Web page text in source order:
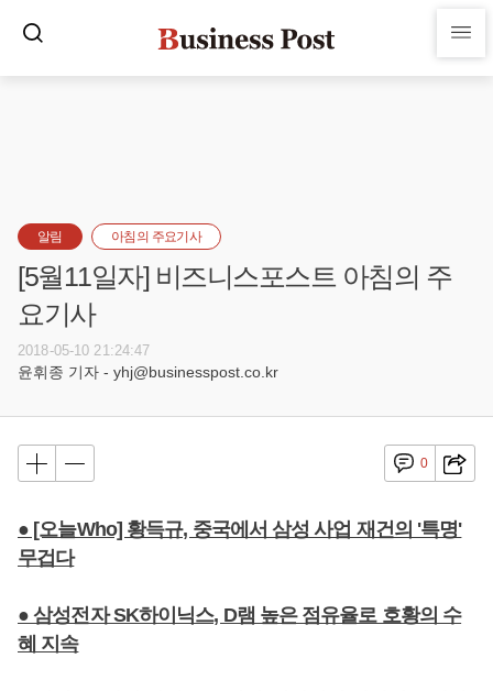
알림 아침의 주요기사
[5월11일자] 비즈니스포스트 아침의 주
요기사
2018-05-10 21:24:47
윤휘종 기자 - yhj@businesspost.co.kr
0
● [오늘Who] 황득규, 중국에서 삼성 사업 재건의 '특명'
무겁다
● 삼성전자 SK하이닉스, D램 높은 점유율로 호황의 수
혜 지속